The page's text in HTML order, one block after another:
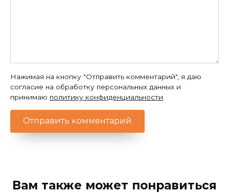
Нажимая на кнопку "Отправить комментарий", я даю
согласие на обработку персональных данных и
принимаю политику конфиденциальности
Вам также может понравиться